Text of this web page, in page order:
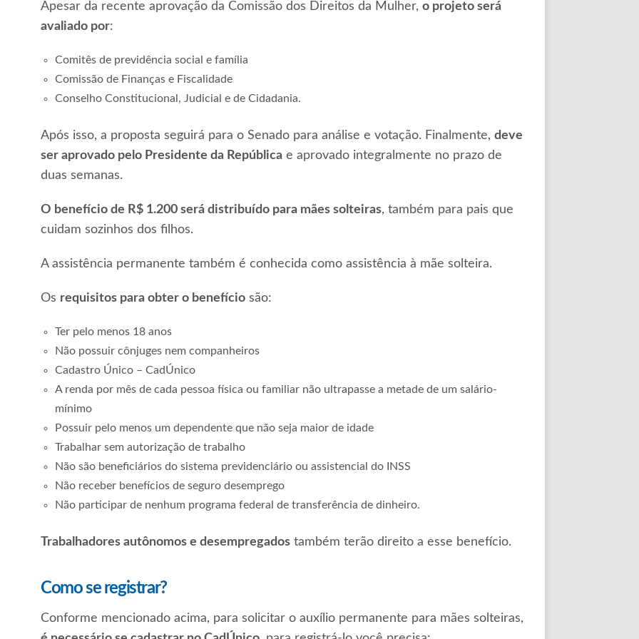
Apesar da recente aprovação da Comissão dos Direitos da Mulher, o projeto será
avaliado por:
Comitês de previdência social e família
Comissão de Finanças e Fiscalidade
Conselho Constitucional, Judicial e de Cidadania.
Após isso, a proposta seguirá para o Senado para análise e votação. Finalmente, deve
ser aprovado pelo Presidente da Repúblicae aprovado integralmente no prazo de
duas semanas.
O benefício de R$ 1.200 será distribuído para mães solteiras, também para pais que
cuidam sozinhos dos filhos.
A assistência permanente também é conhecida como assistência à mãe solteira.
Os requisitos para obter o benefíciosão:
Ter pelo menos 18 anos
Não possuir cônjuges nem companheiros
Cadastro Único – CadÚnico
A renda por mês de cada pessoa física ou familiar não ultrapasse a metade de um salário-
mínimo
Possuir pelo menos um dependente que não seja maior de idade
Trabalhar sem autorização de trabalho
Não são beneficiários do sistema previdenciário ou assistencial do INSS
Não receber benefícios de seguro desemprego
Não participar de nenhum programa federal de transferência de dinheiro.
Trabalhadores autônomos e desempregadostambém terão direito a esse benefício.
Como se registrar?
Conforme mencionado acima, para solicitar o auxílio permanente para mães solteiras,